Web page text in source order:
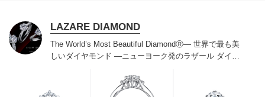
LAZARE DIAMOND
The World’s Most Beautiful DiamondⓇ― 世界で最も美
しいダイヤモンド ―ニューヨーク発のラザール ダイヤ
られ120年を超えた今もなおダイヤモンドの美しい輝き
にこだわり続けています。私たちの願いは、この生涯変